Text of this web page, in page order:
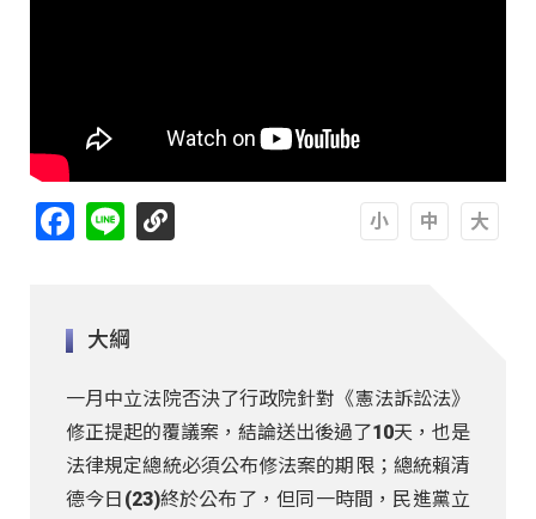
Facebook
Line
大綱
一月中立法院否決了行政院針對《憲法訴訟法》
修正提起的覆議案，結論送出後過了10天，也是
法律規定總統必須公布修法案的期限；總統賴清
德今日(23)終於公布了，但同一時間，民進黨立